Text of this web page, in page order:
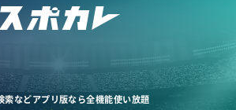
索などアプリ版なら全機能使い放題